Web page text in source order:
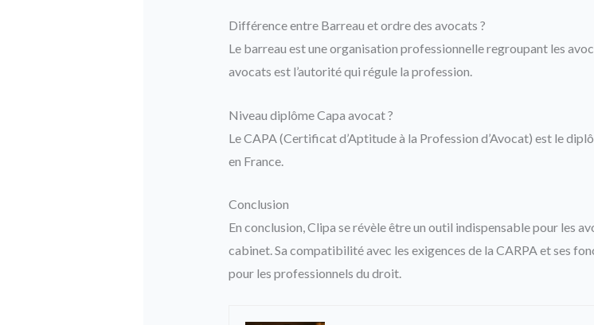
Différence entre Barreau et ordre des avocats ?
Le barreau est une organisation professionnelle regroupant les
avocats est l’autorité qui régule la profession.
Niveau diplôme Capa avocat ?
Le CAPA (Certificat d’Aptitude à la Profession d’Avocat) est le
en France.
Conclusion
En conclusion, Clipa se révèle être un outil indispensable pour les
cabinet. Sa compatibilité avec les exigences de la CARPA et ses
pour les professionnels du droit.